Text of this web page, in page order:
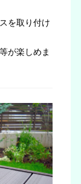
を取り付け
が楽しめま